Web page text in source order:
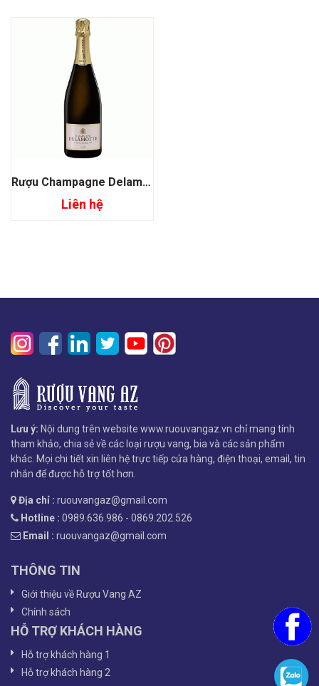
Rượu Champagne Delamotte Rose
Liên hệ
Lưu ý: Nội dung trên website www.ruouvangaz.vn chỉ mang tính
tham khảo, chia sẻ về các loại rượu vang, bia và các sản phẩm
khác. Mọi chi tiết xin liên hệ trực tiếp cửa hàng, điện thoại, email, tin
nhắn để được hỗ trợ tốt hơn.
Địa chỉ : ruouvangaz@gmail.com
Hotline : 0989.636.986 - 0869.202.526
Email : ruouvangaz@gmail.com
THÔNG TIN
Giới thiệu về Rượu Vang AZ
Chính sách
HỖ TRỢ KHÁCH HÀNG
Hỗ trợ khách hàng 1
Hỗ trợ khách hàng 2